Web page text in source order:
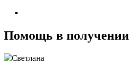
Помощь в получении